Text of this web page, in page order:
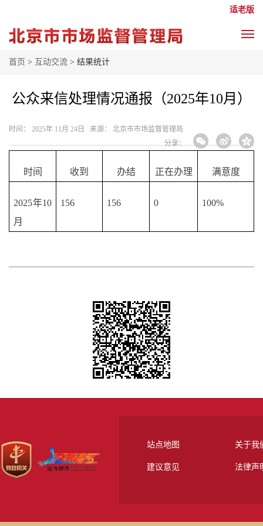
适老版
首页 > 互动交流 > 结果统计
公众来信处理情况通报（2025年10月）
时间： 2025年 11月 24日 来源： 北京市市场监督管理局
分享：
时间 收到 办结 正在办理 满意度
2025年10
月
1 56 1 56 0 100%
站点地图 关于我
建议意见 法律声